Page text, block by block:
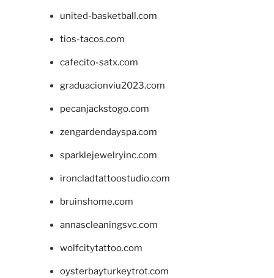
united-basketball.com
tios-tacos.com
cafecito-satx.com
graduacionviu2023.com
pecanjackstogo.com
zengardendayspa.com
sparklejewelryinc.com
ironcladtattoostudio.com
bruinshome.com
annascleaningsvc.com
wolfcitytattoo.com
oysterbayturkeytrot.com